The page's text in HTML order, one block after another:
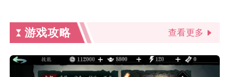
游戏攻略 查看更多